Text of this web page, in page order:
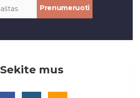
Sekite mus